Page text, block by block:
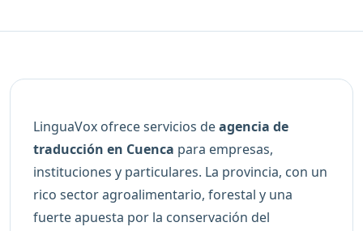
LinguaVox ofrece servicios deagencia de
traducción en Cuenca para empresas,
instituciones y particulares. La provincia, con un
rico sector agroalimentario, forestal y una
fuerte apuesta por la conservación del